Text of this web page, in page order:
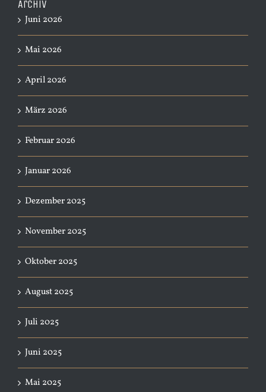
Archiv
Juni 2026
Mai 2026
April 2026
März 2026
Februar 2026
Januar 2026
Dezember 2025
November 2025
Oktober 2025
August 2025
Juli 2025
Juni 2025
Mai 2025